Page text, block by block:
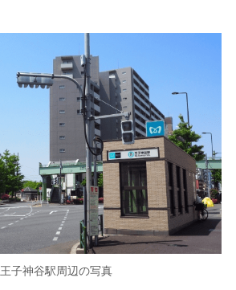
王子神谷駅周辺の写真